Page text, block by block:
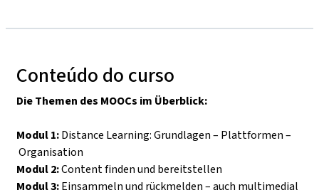
Conteúdo do curso
Die Themen des MOOCs im Überblick:
Modul 1:Distance Learning: Grundlagen– Plattformen–
Organisation
Modul 2:Content finden und bereitstellen
Modul 3:Einsammeln und rückmelden–auch multimedial